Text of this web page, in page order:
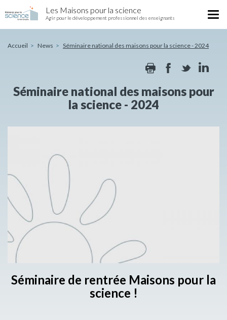
Séminaire
national
pour
2024
to
Les Maisons pour la science
Agir pour le développement professionnel des enseignants
Accueil News Séminaire national des maisons pour la science - 2024
PrintFacebook
Séminaire national des maisons pour
la science - 2024
Séminaire de rentrée Maisons pour la
science !